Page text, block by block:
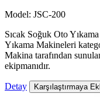
Model: JSC-200
Sıcak Soğuk Oto
Yıkama Makineleri
Makina tarafından
ekipmanıdır.
Detay Karşılaştırmaya